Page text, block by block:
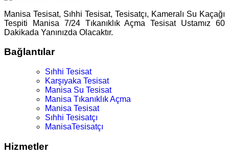
Manisa Tesisat, Sıhhi Tesisat, Tesisatçı, Kameralı Su Kaçağı
Tespiti Manisa 7/24 Tıkanıklık Açma Tesisat Ustamız 60
Dakikada Yanınızda Olacaktır.
Bağlantılar
Sıhhi Tesisat
Karşıyaka Tesisat
Manisa Su Tesisat
Manisa Tıkanıklık Açma
Manisa Tesisat
Sıhhi Tesisatçı
ManisaTesisatçı
Hizmetler